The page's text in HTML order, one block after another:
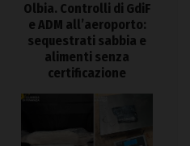
Olbia. Controlli di GdiF
e ADM all’aeroporto:
sequestrati sabbia e
alimenti senza
certificazione